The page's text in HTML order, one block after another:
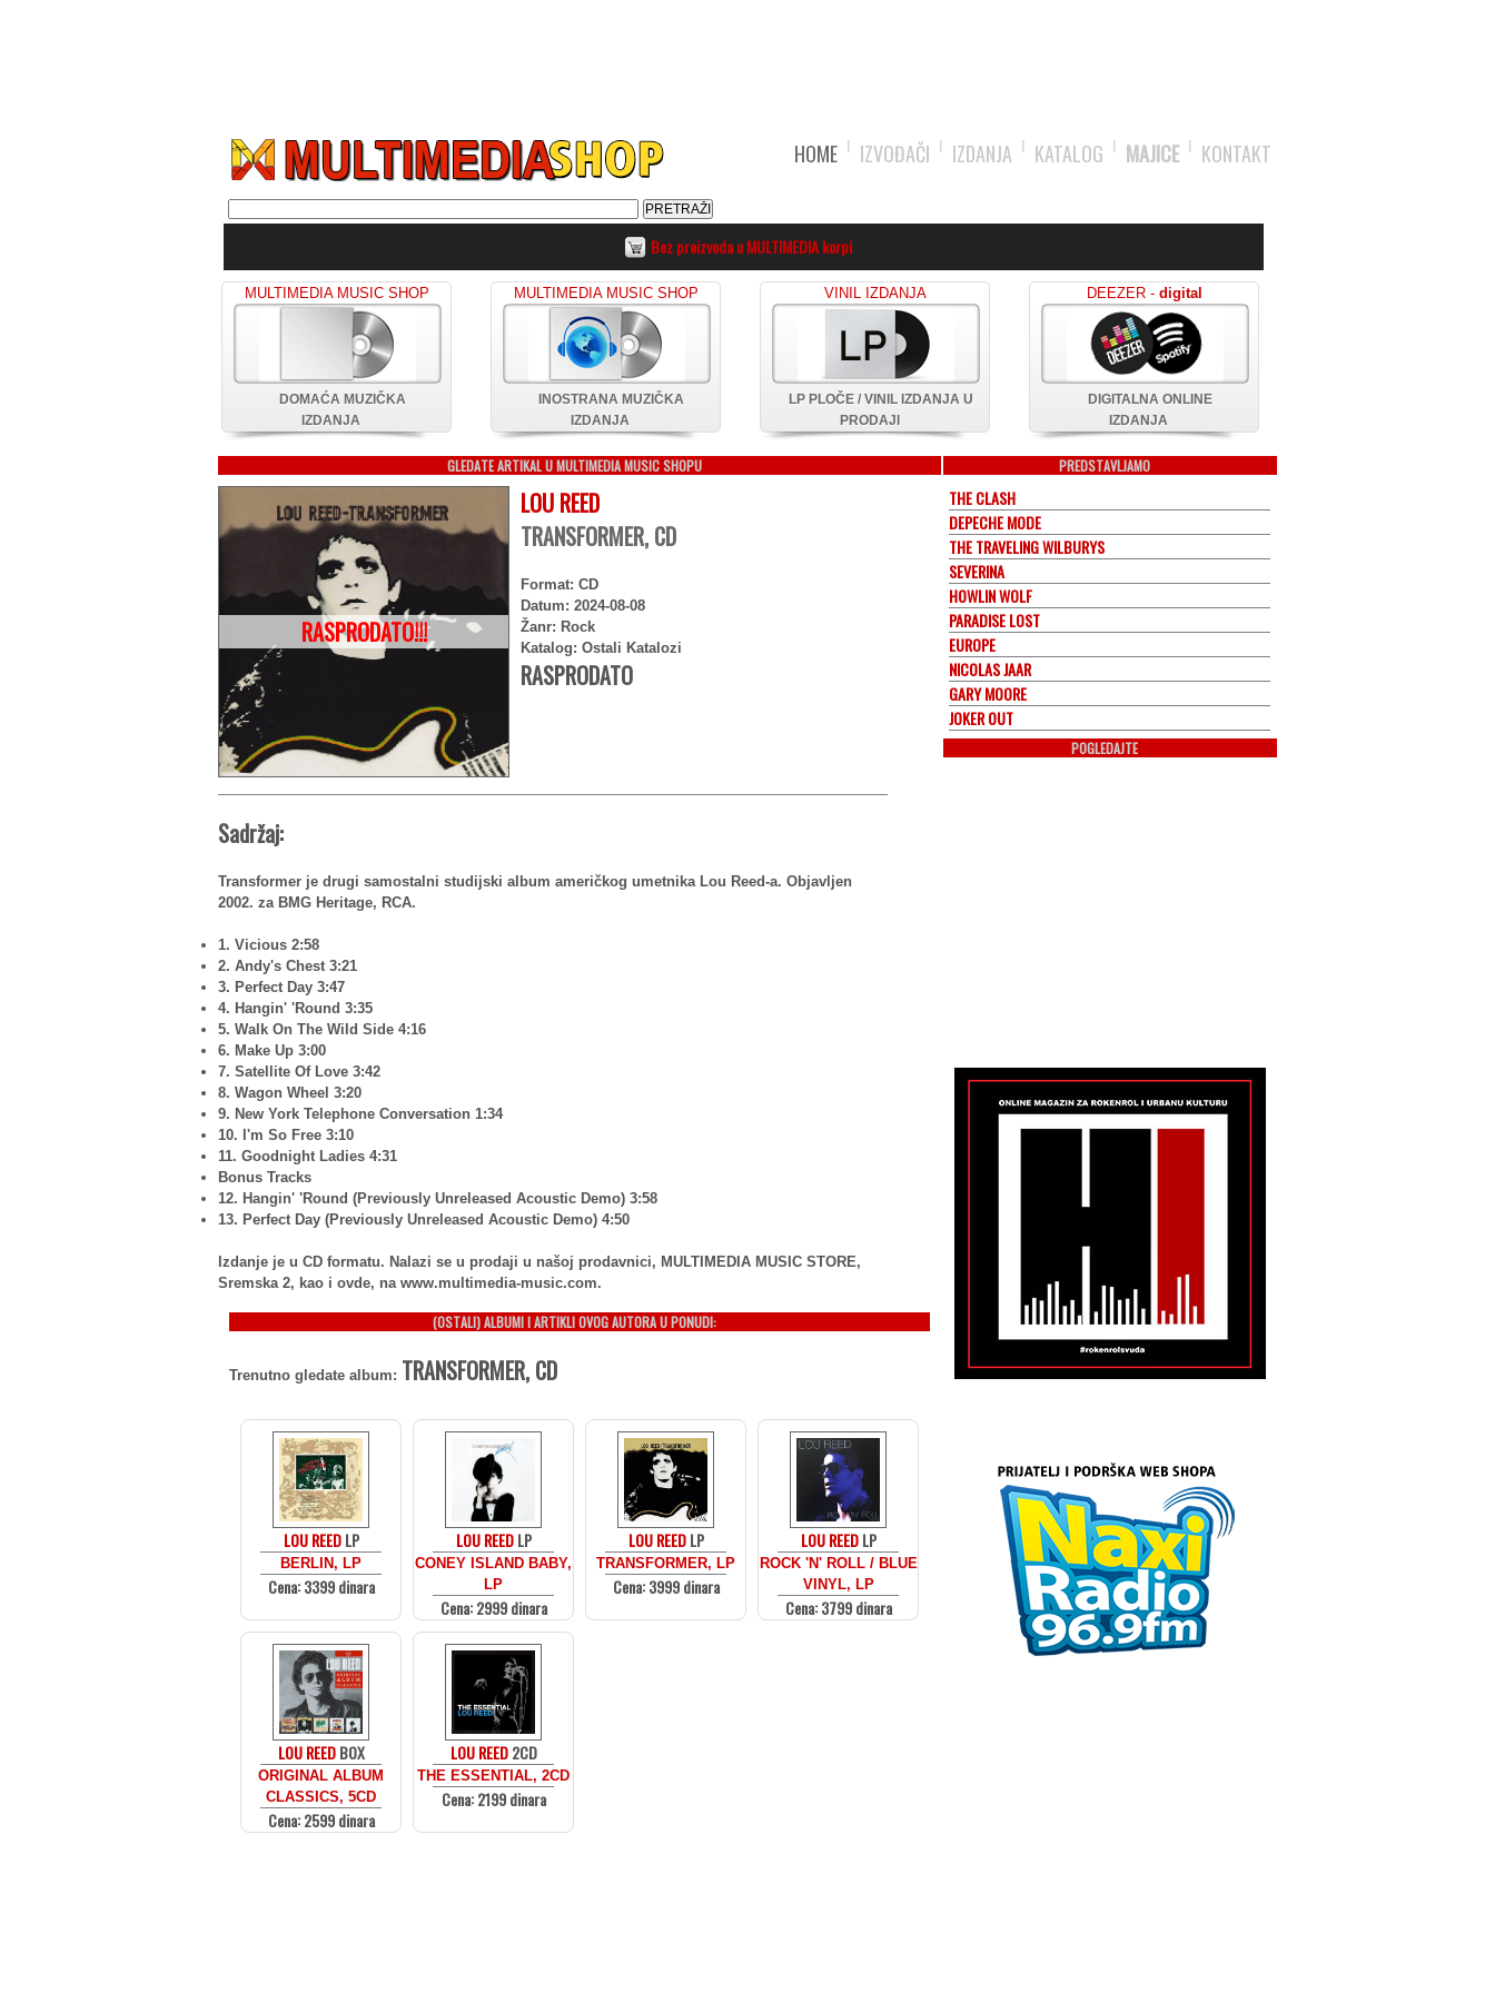
HOME IZVOĐAČI IZDANJA KATALOG MAJICE KONTAKT
Bez proizvoda u MULTIMEDIA korpi
MULTIMEDIA MUSIC SHOP
DOMAĆA MUZIČKA
IZDANJA
MULTIMEDIA MUSIC SHOP
INOSTRANA MUZIČKA
IZDANJA
VINIL IZDANJA
LP PLOČE / VINIL IZDANJA U
PRODAJI
DEEZER - digital
DIGITALNA ONLINE
IZDANJA
GLEDATE ARTIKAL U MULTIMEDIA MUSIC SHOPU
RASPRODATO!!!
LOU REED
TRANSFORMER, CD
Format: CD
Datum: 2024-08-08
Žanr: Rock
Katalog: Ostali Katalozi
RASPRODATO
Sadržaj:
Transformer je drugi samostalni studijski album američkog umetnika Lou Reed-a. Objavljen
2002. za BMG Heritage, RCA.
1. Vicious 2:58
2. Andy's Chest 3:21
3. Perfect Day 3:47
4. Hangin' 'Round 3:35
5. Walk On The Wild Side 4:16
6. Make Up 3:00
7. Satellite Of Love 3:42
8. Wagon Wheel 3:20
9. New York Telephone Conversation 1:34
10. I'm So Free 3:10
11. Goodnight Ladies 4:31
Bonus Tracks
12. Hangin' 'Round (Previously Unreleased Acoustic Demo) 3:58
13. Perfect Day (Previously Unreleased Acoustic Demo) 4:50
Izdanje je u CD formatu. Nalazi se u prodaji u našoj prodavnici, MULTIMEDIA MUSIC STORE,
Sremska 2, kao i ovde, na www.multimedia-music.com.
(OSTALI) ALBUMI I ARTIKLI OVOG AUTORA U PONUDI:
Trenutno gledate album: TRANSFORMER, CD
LOU REEDLP
BERLIN, LP
Cena: 3399 dinara
LOU REEDLP
CONEY ISLAND BABY,
LP
Cena: 2999 dinara
LOU REEDLP
TRANSFORMER, LP
Cena: 3999 dinara
LOU REEDLP
ROCK 'N' ROLL / BLUE
VINYL, LP
Cena: 3799 dinara
LOU REEDBOX
ORIGINAL ALBUM
CLASSICS, 5CD
Cena: 2599 dinara
LOU REED2CD
THE ESSENTIAL, 2CD
Cena: 2199 dinara
PREDSTAVLJAMO
THE CLASH
DEPECHE MODE
THE TRAVELING WILBURYS
SEVERINA
HOWLIN WOLF
PARADISE LOST
EUROPE
NICOLAS JAAR
GARY MOORE
JOKER OUT
POGLEDAJTE